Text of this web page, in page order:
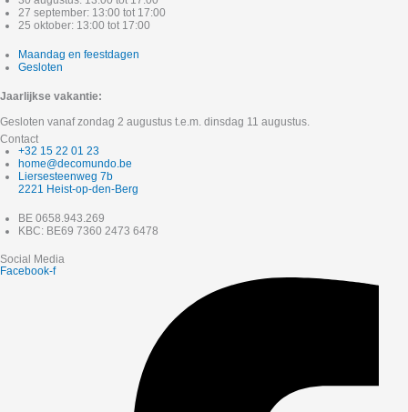
27 september: 13:00 tot 17:00
25 oktober: 13:00 tot 17:00
Maandag en feestdagen
Gesloten
Jaarlijkse vakantie:
Gesloten vanaf zondag 2 augustus t.e.m. dinsdag 11 augustus.
Contact
+32 15 22 01 23
home@decomundo.be
Liersesteenweg 7b
2221 Heist-op-den-Berg
BE 0658.943.269
KBC: BE69 7360 2473 6478
Social Media
Facebook-f